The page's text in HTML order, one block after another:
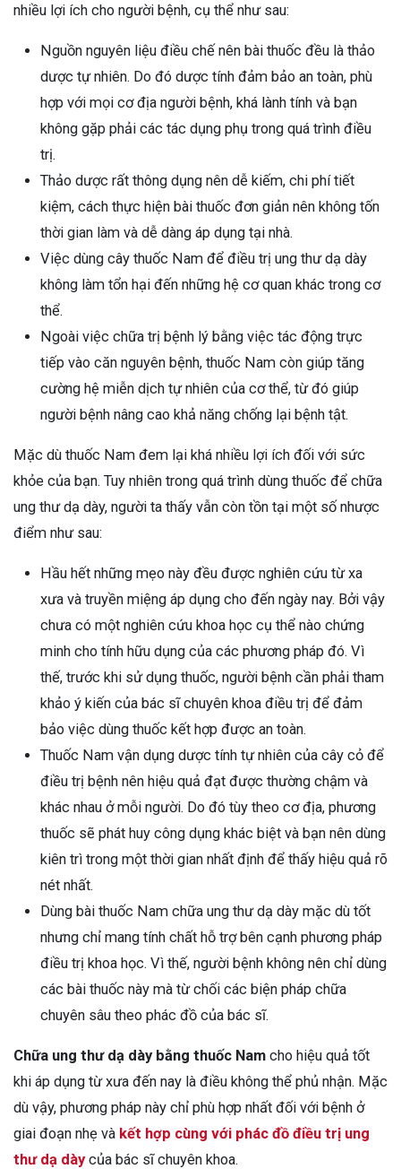
nhiều lợi ích cho người bệnh, cụ thể như sau:
Nguồn nguyên liệu điều chế nên bài thuốc đều là thảo
dược tự nhiên. Do đó dược tính đảm bảo an toàn, phù
hợp với mọi cơ địa người bệnh, khá lành tính và bạn
không gặp phải các tác dụng phụ trong quá trình điều
trị.
Thảo dược rất thông dụng nên dễ kiếm, chi phí tiết
kiệm, cách thực hiện bài thuốc đơn giản nên không tốn
thời gian làm và dễ dàng áp dụng tại nhà.
Việc dùng cây thuốc Nam để điều trị ung thư dạ dày
không làm tổn hại đến những hệ cơ quan khác trong cơ
thể.
Ngoài việc chữa trị bệnh lý bằng việc tác động trực
tiếp vào căn nguyên bệnh, thuốc Nam còn giúp tăng
cường hệ miễn dịch tự nhiên của cơ thể, từ đó giúp
người bệnh nâng cao khả năng chống lại bệnh tật.
Mặc dù thuốc Nam đem lại khá nhiều lợi ích đối với sức
khỏe của bạn. Tuy nhiên trong quá trình dùng thuốc để chữa
ung thư dạ dày, người ta thấy vẫn còn tồn tại một số nhược
điểm như sau:
Hầu hết những mẹo này đều được nghiên cứu từ xa
xưa và truyền miệng áp dụng cho đến ngày nay. Bởi vậy
chưa có một nghiên cứu khoa học cụ thể nào chứng
minh cho tính hữu dụng của các phương pháp đó. Vì
thế, trước khi sử dụng thuốc, người bệnh cần phải tham
khảo ý kiến của bác sĩ chuyên khoa điều trị để đảm
bảo việc dùng thuốc kết hợp được an toàn.
Thuốc Nam vận dụng dược tính tự nhiên của cây cỏ để
điều trị bệnh nên hiệu quả đạt được thường chậm và
khác nhau ở mỗi người. Do đó tùy theo cơ địa, phương
thuốc sẽ phát huy công dụng khác biệt và bạn nên dùng
kiên trì trong một thời gian nhất định để thấy hiệu quả rõ
nét nhất.
Dùng bài thuốc Nam chữa ung thư dạ dày mặc dù tốt
nhưng chỉ mang tính chất hỗ trợ bên cạnh phương pháp
điều trị khoa học. Vì thế, người bệnh không nên chỉ dùng
các bài thuốc này mà từ chối các biện pháp chữa
chuyên sâu theo phác đồ của bác sĩ.
Chữa ung thư dạ dày bằng thuốc Nam cho hiệu quả tốt
khi áp dụng từ xưa đến nay là điều không thể phủ nhận. Mặc
dù vậy, phương pháp này chỉ phù hợp nhất đối với bệnh ở
giai đoạn nhẹ và kết hợp cùng với phác đồ điều trị ung
thư dạ dàycủa bác sĩ chuyên khoa.